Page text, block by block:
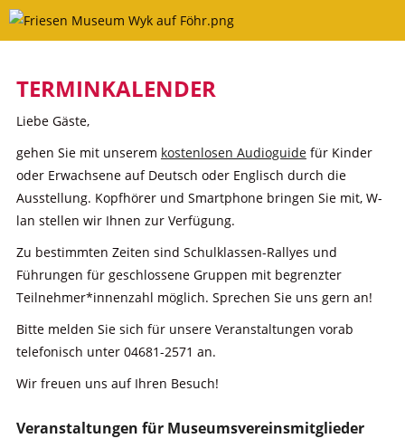
Skip
TERMINKALENDER
Liebe Gäste,
gehen Sie mit unserem kostenlosen Audioguidefür Kinder
oder Erwachsene auf Deutsch oder Englisch durch die
Ausstellung. Kopfhörer und Smartphone bringen Sie mit, W-
lan stellen wir Ihnen zur Verfügung.
Zu bestimmten Zeiten sind Schulklassen-Rallyes und
Führungen für geschlossene Gruppen mit begrenzter
Teilnehmer*innenzahl möglich. Sprechen Sie uns gern an!
Bitte melden Sie sich für unsere Veranstaltungen vorab
telefonisch unter 04681-2571 an.
Wir freuen uns auf Ihren Besuch!
Veranstaltungen für Museumsvereinsmitglieder